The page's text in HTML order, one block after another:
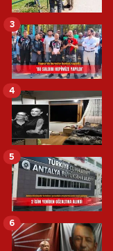
3
4
5
6